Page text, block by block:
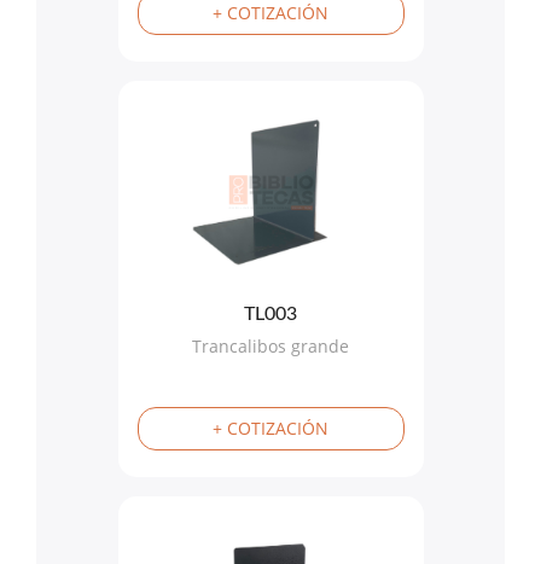
+ COTIZACIÓN
TL003
Trancalibos grande
+ COTIZACIÓN